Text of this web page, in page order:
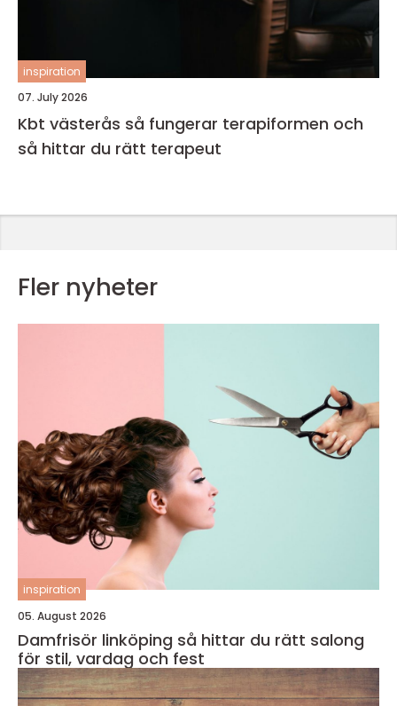
inspiration
07. July 2026
Kbt västerås så fungerar terapiformen och
så hittar du rätt terapeut
Fler nyheter
inspiration
05. August 2026
Damfrisör linköping så hittar du rätt salong
för stil, vardag och fest